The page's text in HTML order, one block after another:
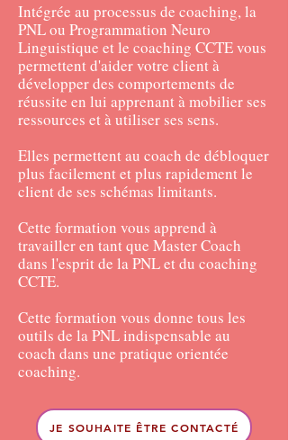
Intégrée au processus de coaching, la
PNL ou Programmation Neuro
Linguistique et le coaching CCTE vous
permettent d'aider votre client à
développer des comportements de
réussite en lui apprenant à mobilier ses
ressources et à utiliser ses sens.
Elles permettent au coach de débloquer
plus facilement et plus rapidement le
client de ses schémas limitants.
Cette formation vous apprend à
travailler en tant que Master Coach
dans l'esprit de la PNL et du coaching
CCTE.
Cette formation vous donne tous les
outils de la PNL indispensable au
coach dans une pratique orientée
coaching.
JE SOUHAITE ÊTRE CONTACTÉ